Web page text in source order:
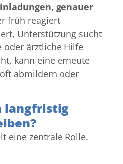
genauer
früh reagiert,
Unterstützung sucht
oder ärztliche Hilfe
kann eine erneute
abmildern oder
langfristig
eine zentrale Rolle.